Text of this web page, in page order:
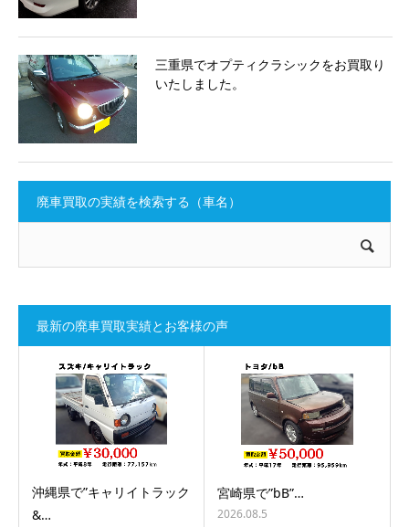
三重県でオプティクラシックをお買取り
いたしました。
廃車買取の実績を検索する（車名）
最新の廃車買取実績とお客様の声
沖縄県で”キャリイトラック
&…
宮崎県で”bB”…
2026.08.5